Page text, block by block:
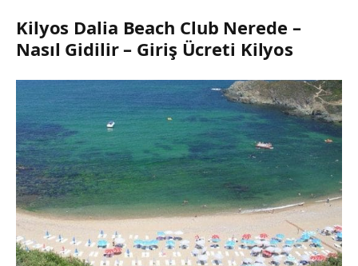
Kilyos Dalia Beach Club Nerede –
Nasıl Gidilir – Giriş Ücreti Kilyos